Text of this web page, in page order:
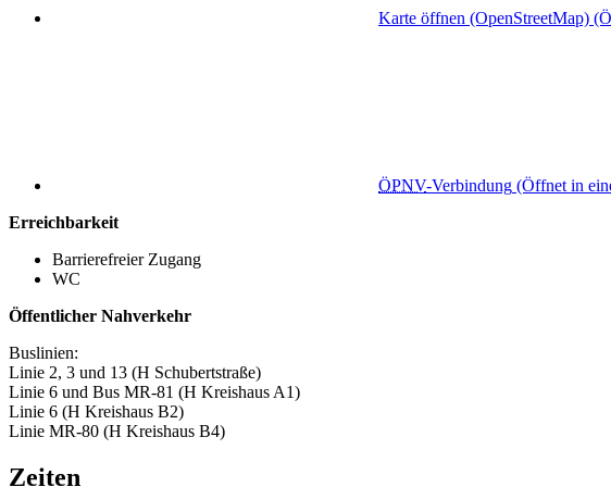
Karte öffnen (OpenStreetMap)
ÖPNV-Verbindung (Öffnet in
Erreichbarkeit
Barrierefreier Zugang
WC
Öffentlicher Nahverkehr
Buslinien:
Linie 2, 3 und 13 (H Schubertstraße)
Linie 6 und Bus MR-81 (H Kreishaus A1)
Linie 6 (H Kreishaus B2)
Linie MR-80 (H Kreishaus B4)
Zeiten